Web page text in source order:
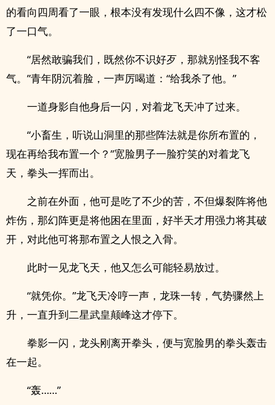
的看向四周看了一眼，根本没有发现什么四不像，这才松
了一口气。
“居然敢骗我们，既然你不识好歹，那就别怪我不客
气。”青年阴沉着脸，一声厉喝道：“给我杀了他。”
一道身影自他身后一闪，对着龙飞天冲了过来。
“小畜生，听说山洞里的那些阵法就是你所布置的，
现在再给我布置一个？”宽脸男子一脸狞笑的对着龙飞
天，拳头一挥而出。
之前在外面，他可是吃了不少的苦，不但爆裂阵将他
炸伤，那幻阵更是将他困在里面，好半天才用强力将其破
开，对此他可将那布置之人恨之入骨。
此时一见龙飞天，他又怎么可能轻易放过。
“就凭你。”龙飞天冷哼一声，龙珠一转，气势骤然上
升，一直升到二星武皇颠峰这才停下。
拳影一闪，龙头刚离开拳头，便与宽脸男的拳头轰击
在一起。
“轰……”